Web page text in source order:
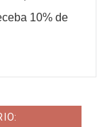
10% de